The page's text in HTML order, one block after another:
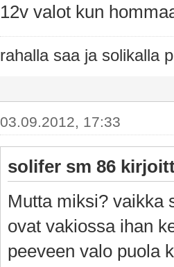
12v valot kun
rahalla saa ja solikalla
03.09.2012, 17:33
solifer sm 86
Mutta miksi? vaikka
ovat vakiossa ihan
peeveen valo puola